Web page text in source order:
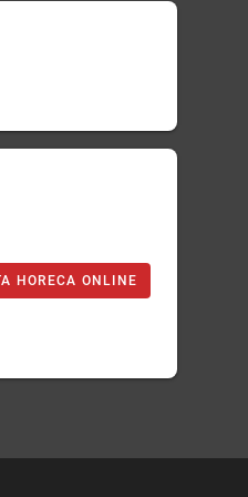
HORECA ONLINE